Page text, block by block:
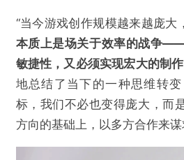
“当今游戏创作规模越来越庞大
本质上是场关于效率的战争
敏捷性，又必须实现宏大的制
地总结了当下的一种思维转
标，我们不必也变得庞大，而
方向的基础上，以多方合作来谋